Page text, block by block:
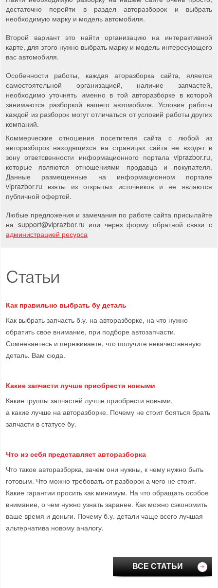
достаточно перейти в раздел авторазборок и выбрать
необходимую марку и модель автомобиля.
Второй вариант это найти организацию на интерактивной
карте, для этого нужно выбрать марку и модель интересующего
вас автомобиля.
Особенности работы, каждая аторазборка сайта, яляется
самостоятельной организацией, наличие запчастей,
необходимо уточнять именно в той авторазборке в которой
занимаются разборкой вашего автомобиля. Условия работы
каждой из разборок могут отличаться от условий работы других
компаний.
Коммерческие отношения посетителя сайта с любой из
авторазборок находящихся на страницах сайта не входят в
зону ответсвенности информационного портала viprazbor.ru,
которые являются отношениями продавца и покупателя.
Данные размещенные на информационном портале
viprazbor.ru взяты из открытых источников и не являются
публичной офертой.
Любые предложения и замечания по работе сайта присылайте
на support@viprazbor.ru или через форму обратной связи с
администрацией ресурса
Статьи
Как правильно выбрать бу деталь
Как выбрать запчасть б.у. на авторазборке, на что нужно
обратить свое внимание, при подборе автозапчасти.
Сомневаетесь и переживаете, что получите некачественную
деталь. Вам сюда.
Какие запчасти лучше приобрести новыми
Какие группы запчастей лучше приобрести новыми,
а какие лучше на авторазборке. Почему не стоит бояться брать
запчасти в статусе бу.
Что из себя представляет авторазборка
Что такое авторазборка, зачем они нужны, к чему нужно быть
готовым. Что можно требовать от разборок а чего не стоит.
Какие гарантии просить как минимум. На что обращать особое
внимание, о чем нужно узнать заранее. Как можно сэкономить
ваше время и деньги. Почему б.у. детали чаще всего лучшая
альтернатива новому аналогу.
ВСЕ СТАТЬИ